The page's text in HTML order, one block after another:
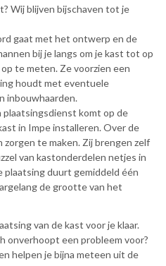
Wij blijven bijschaven tot je
gaat met het ontwerp en de
bij je langs om je kast tot op
te meten. Ze voorzien een
houdt met eventuele
inbouwhaarden.
plaatsingsdienst komt op de
in Impe installeren. Over de
zorgen te maken. Zij brengen zelf
van kastonderdelen netjes in
plaatsing duurt gemiddeld één
de grootte van het
van de kast voor je klaar.
onverhoopt een probleem voor?
helpen je bijna meteen uit de